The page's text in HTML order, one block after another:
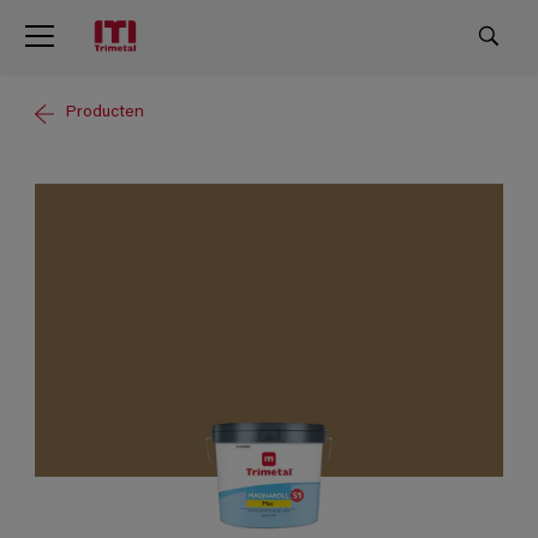
Producten